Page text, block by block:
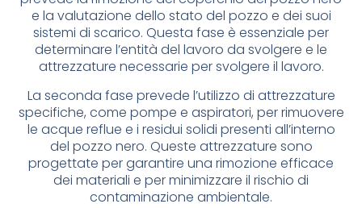
e la valutazione dello stato del pozzo e dei suoi
sistemi di scarico. Questa fase è essenziale per
determinare l’entità del lavoro da svolgere e le
attrezzature necessarie per svolgere il lavoro.
La seconda fase prevede l’utilizzo di attrezzature
specifiche, come pompe e aspiratori, per rimuovere
le acque reflue e i residui solidi presenti all’interno
del pozzo nero. Queste attrezzature sono
progettate per garantire una rimozione efficace
dei materiali e per minimizzare il rischio di
contaminazione ambientale.